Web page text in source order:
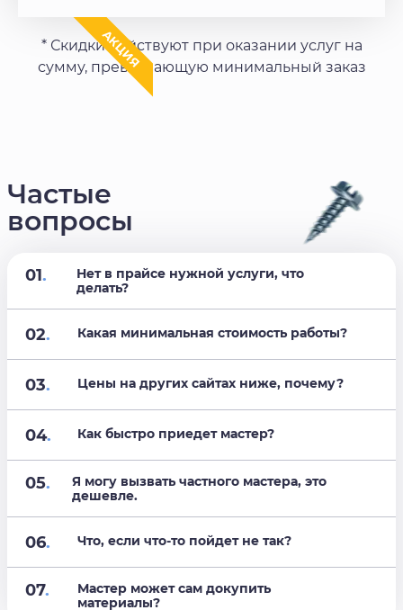
АКЦИЯ
* Скидки действуют при оказании услуг на
сумму, превышающую минимальный заказ
Частые
вопросы
01.
Нет в прайсе нужной услуги, что
делать?
02. Какая минимальная стоимость работы?
03. Цены на других сайтах ниже, почему?
04. Как быстро приедет мастер?
05.
Я могу вызвать частного мастера, это
дешевле.
06. Что, если что-то пойдет не так?
07.
Мастер может сам докупить
материалы?